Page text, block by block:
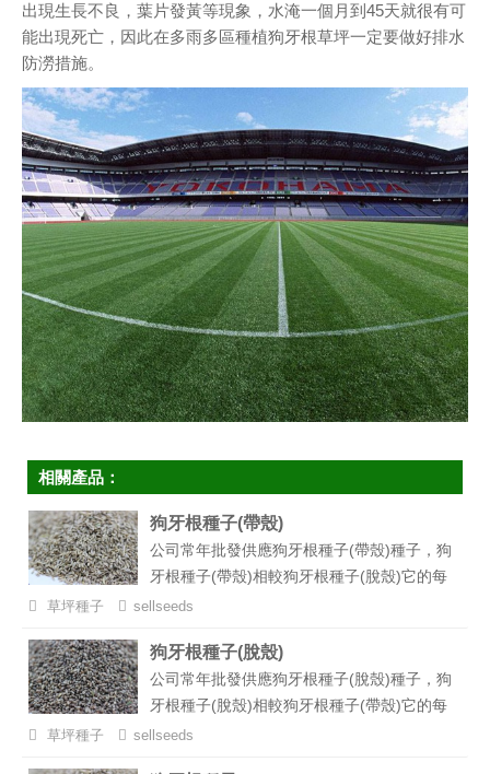
出現生長不良，葉片發黃等現象，水淹一個月到45天就很有可
能出現死亡，因此在多雨多區種植狗牙根草坪一定要做好排水
防澇措施。
相關產品：
狗牙根種子(帶殼)
公司常年批發供應狗牙根種子(帶殼)種子，狗
牙根種子(帶殼)相較狗牙根種子(脫殼)它的每
公斤種子數量要少一些，但它的價格也要便宜
關狗牙根種子價格、播種方法、每畝用量等信
息可以咨詢我們。...
草坪種子 sellseeds
狗牙根種子(脫殼)
公司常年批發供應狗牙根種子(脫殼)種子，狗
牙根種子(脫殼)相較狗牙根種子(帶殼)它的每
公斤種子數量要多一些、凈度也更高一些，但
草坪種子 sellseeds